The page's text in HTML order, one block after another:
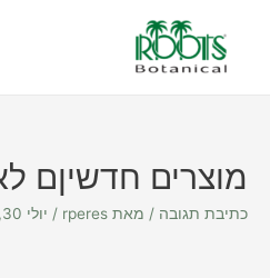
מוצרים חדשיןם
כתיבת תגובה / מאת rperes
/ יולי 30, 2022